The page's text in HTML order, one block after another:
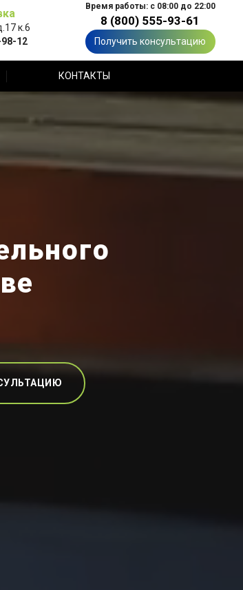
к.6
12
Время работы: с 08:00 до 22:00
8 (800) 555-93-61
Получить консультацию
КОНТАКТЫ